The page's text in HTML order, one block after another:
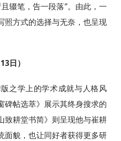
辍笔，告一段落”。由此，一
照方式的选择与无奈，也呈现
日）
之学上的学术成就与人格风
碑帖选萃》展示其终身搜求的
致耕堂书简》则呈现他与崔耕
面貌，也让同好者获得更多研